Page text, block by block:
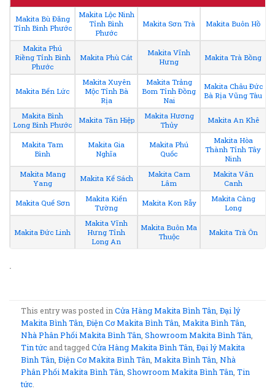
Makita Bù Đăng
Tỉnh Bình Phước
Makita Lộc Ninh
Tỉnh Bình
Phước
Makita Sơn Trà Makita Buôn Hồ
Makita Phú
Riềng Tỉnh Bình
Phước
Makita Phù Cát
Makita Vĩnh
Hưng
Makita Trà Bồng
Makita Bến Lức
Makita Xuyên
Mộc Tỉnh Bà
Rịa
Makita Trảng
Bom Tỉnh Đồng
Nai
Makita Châu Đức
Bà Rịa Vũng Tàu
Makita Bình
Long Bình Phước
Makita Tân Hiệp
Makita Hương
Thủy
Makita An Khê
Makita Tam
Bình
Makita Gia
Nghĩa
Makita Phú
Quốc
Makita Hòa
Thành Tỉnh Tây
Ninh
Makita Mang
Yang
Makita Kế Sách
Makita Cam
Lâm
Makita Vân
Canh
Makita Quế Sơn
Makita Kiến
Tường
Makita Kon Rẫy
Makita Càng
Long
Makita Đức Linh
Makita Vĩnh
Hưng Tỉnh
Long An
Makita Buôn Ma
Thuộc
Makita Trà Ôn
.
This entry was posted inCửa Hàng Makita Bình Tân,Đại lý
Makita Bình Tân,Điện Cơ Makita Bình Tân,Makita Bình Tân,
Nhà Phân Phối Makita Bình Tân,Showroom Makita Bình Tân,
Tin tức and taggedCửa Hàng Makita Bình Tân,Đại lý Makita
Bình Tân,Điện Cơ Makita Bình Tân,Makita Bình Tân,Nhà
Phân Phối Makita Bình Tân,Showroom Makita Bình Tân,Tin
tức.